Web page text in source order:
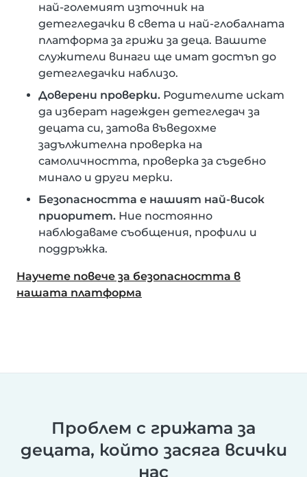
най-големият източник на
детегледачки в света и най-глобалната
платформа за грижи за деца. Вашите
служители винаги ще имат достъп до
детегледачки наблизо.
Доверени проверки. Родителите искат
да изберат надежден детегледач за
децата си, затова въведохме
задължителна проверка на
самоличността, проверка за съдебно
минало и други мерки.
Безопасността е нашият най-висок
приоритет. Ние постоянно
наблюдаваме съобщения, профили и
поддръжка.
Научете повече за безопасността в
нашата платформа
Проблем с грижата за
децата, който засяга всички
нас